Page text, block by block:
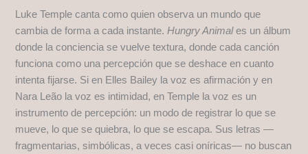
Luke Temple canta como quien observa un mundo que
cambia de forma a cada instante.Hungry Animales un álbum
donde la conciencia se vuelve textura, donde cada canción
funciona como una percepción que se deshace en cuanto
intenta fijarse. Si en Elles Bailey la voz es afirmación y en
Nara Leão la voz es intimidad, en Temple la voz es un
instrumento de percepción: un modo de registrar lo que se
mueve, lo que se quiebra, lo que se escapa. Sus letras —
fragmentarias, simbólicas, a veces casi oníricas— no buscan